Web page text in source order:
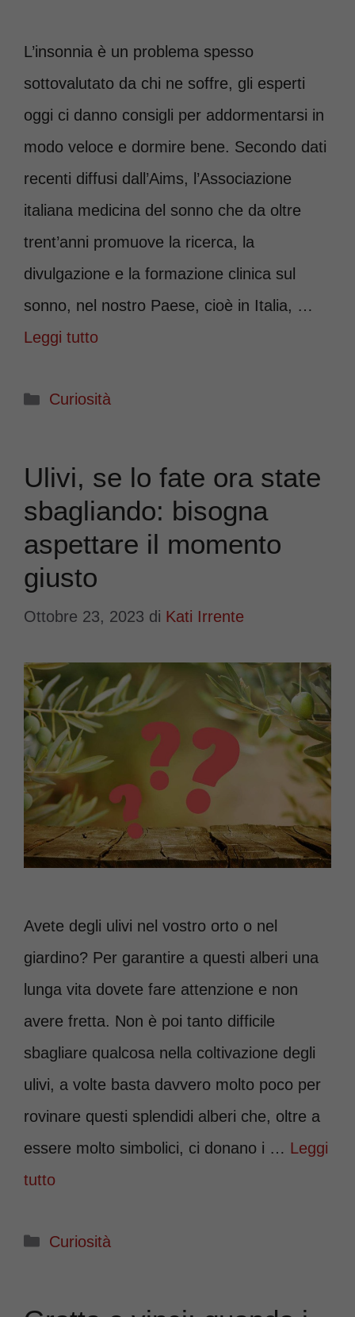
L’insonnia è un problema spesso
sottovalutato da chi ne soffre, gli esperti
oggi ci danno consigli per addormentarsi in
modo veloce e dormire bene. Secondo dati
recenti diffusi dall’Aims, l’Associazione
italiana medicina del sonno che da oltre
trent’anni promuove la ricerca, la
divulgazione e la formazione clinica sul
sonno, nel nostro Paese, cioè in Italia, …
Leggi tutto
Categorie
Curiosità
Ulivi, se lo fate ora state
sbagliando: bisogna
aspettare il momento
giusto
Ottobre 23, 2023 di Kati Irrente
Avete degli ulivi nel vostro orto o nel
giardino? Per garantire a questi alberi una
lunga vita dovete fare attenzione e non
avere fretta. Non è poi tanto difficile
sbagliare qualcosa nella coltivazione degli
ulivi, a volte basta davvero molto poco per
rovinare questi splendidi alberi che, oltre a
essere molto simbolici, ci donano i … Leggi
tutto
Categorie
Curiosità